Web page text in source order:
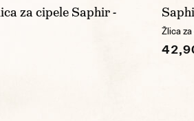
za cipele Saphir -
Žlica